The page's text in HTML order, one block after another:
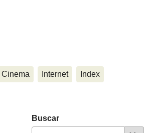
Cinema Internet Index
Buscar